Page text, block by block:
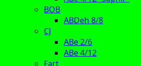
BOB
ABDeh 8/8
CJ
ABe 2/6
ABe 4/12
Fart